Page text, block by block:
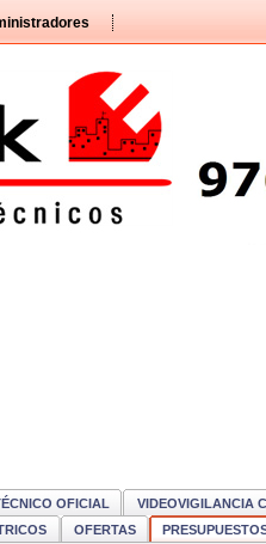
OFICIAL
VIDEOVIGILANCIA
OFERTAS